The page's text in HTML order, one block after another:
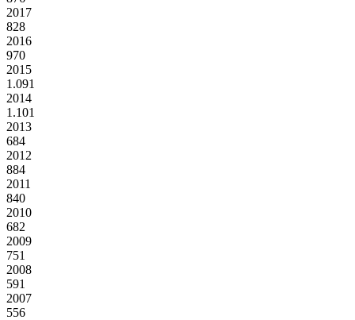
2017
828
2016
970
2015
1.091
2014
1.101
2013
684
2012
884
2011
840
2010
682
2009
751
2008
591
2007
556